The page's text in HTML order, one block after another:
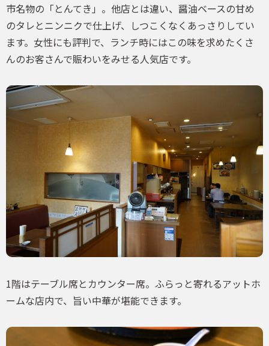
市名物の「とんてき」。他店とは違い、醤油ベースの甘め
のタレとニンニクで仕上げ、しつこくなくあっさりしてい
ます。女性にも評判で、ランチ時にはこの味を求めたくさ
んのお客さんで賑わいをみせる人気店です。
1階はテーブル席とカウンター席。ふらっと寄れるアットホ
ームな店内で、旨い中華が堪能できます。